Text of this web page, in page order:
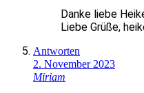
Danke liebe
Liebe Grüße,
Antworten
2. November 2023
Miriam